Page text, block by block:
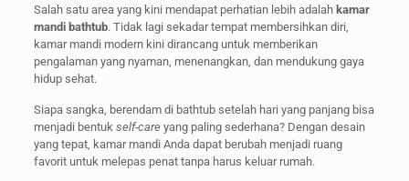
Salah satu area yang kini mendapat perhatian lebih adalah kamar
mandi bathtub. Tidak lagi sekadar tempat membersihkan diri,
kamar mandi modern kini dirancang untuk memberikan
pengalaman yang nyaman, menenangkan, dan mendukung gaya
hidup sehat.
Siapa sangka, berendam di bathtub setelah hari yang panjang bisa
menjadi bentuk self-careyang paling sederhana? Dengan desain
yang tepat, kamar mandi Anda dapat berubah menjadi ruang
favorit untuk melepas penat tanpa harus keluar rumah.